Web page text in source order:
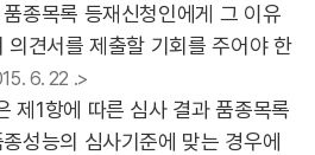
종목록 등재신청인에게 그 이유
의견서를 제출할 기회를 주어야 한
6. 22 .>
제1항에 따른 심사 결과 품종목록
성능의 심사기준에 맞는 경우에